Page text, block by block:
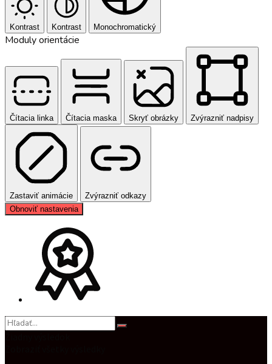
Kontrast Kontrast Monochromatický
Moduly orientácie
Čítacia linka Čítacia maska Skryť obrázky Zvýrazniť nadpisy
Zastaviť animácie
Zvýrazniť odkazy
Obnoviť nastavenia